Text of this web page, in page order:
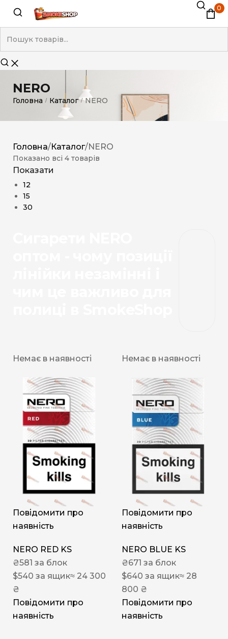
0
NERO
Головна / Каталог / NERO
Головна/Каталог/NERO
Показано всі 4 товарів
Показати
12
15
30
Немає в наявності
Повідомити про
наявність
NERO RED KS
₴581 за блок
$540 за ящик≈ 24 300
₴
Повідомити про
наявність
Немає в наявності
Повідомити про
наявність
NERO BLUE KS
₴671 за блок
$640 за ящик≈ 28
800 ₴
Повідомити про
наявність